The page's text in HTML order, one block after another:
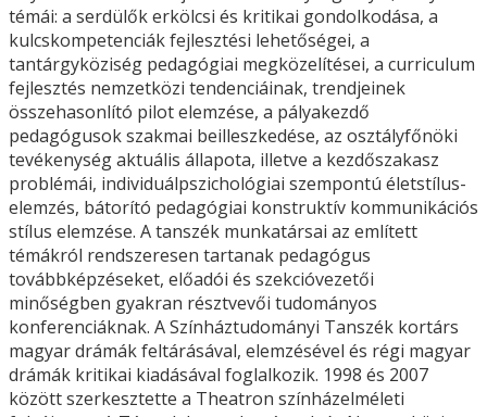
témái: a serdülők erkölcsi és kritikai gondolkodása, a
kulcskompetenciák fejlesztési lehetőségei, a
tantárgyköziség pedagógiai megközelítései, a curriculum
fejlesztés nemzetközi tendenciáinak, trendjeinek
összehasonlító pilot elemzése, a pályakezdő
pedagógusok szakmai beilleszkedése, az osztályfőnöki
tevékenység aktuális állapota, illetve a kezdőszakasz
problémái, individuálpszichológiai szempontú életstílus-
elemzés, bátorító pedagógiai konstruktív kommunikációs
stílus elemzése. A tanszék munkatársai az említett
témákról rendszeresen tartanak pedagógus
továbbképzéseket, előadói és szekcióvezetői
minőségben gyakran résztvevői tudományos
konferenciáknak. A Színháztudományi Tanszék kortárs
magyar drámák feltárásával, elemzésével és régi magyar
drámák kritikai kiadásával foglalkozik. 1998 és 2007
között szerkesztette a Theatron színházelméleti